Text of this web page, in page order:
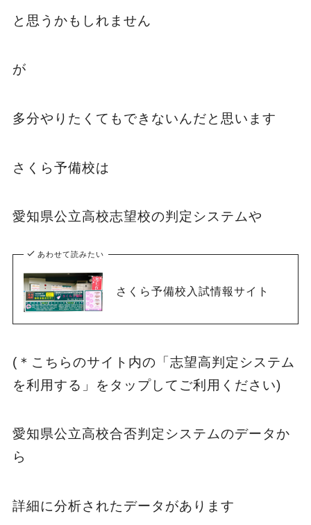
と思うかもしれません
が
多分やりたくてもできないんだと思います
さくら予備校は
愛知県公立高校志望校の判定システムや
あわせて読みたい
さくら予備校入試情報サイト
(＊こちらのサイト内の「志望高判定システム
を利用する」をタップしてご利用ください)
愛知県公立高校合否判定システムのデータか
ら
詳細に分析されたデータがあります